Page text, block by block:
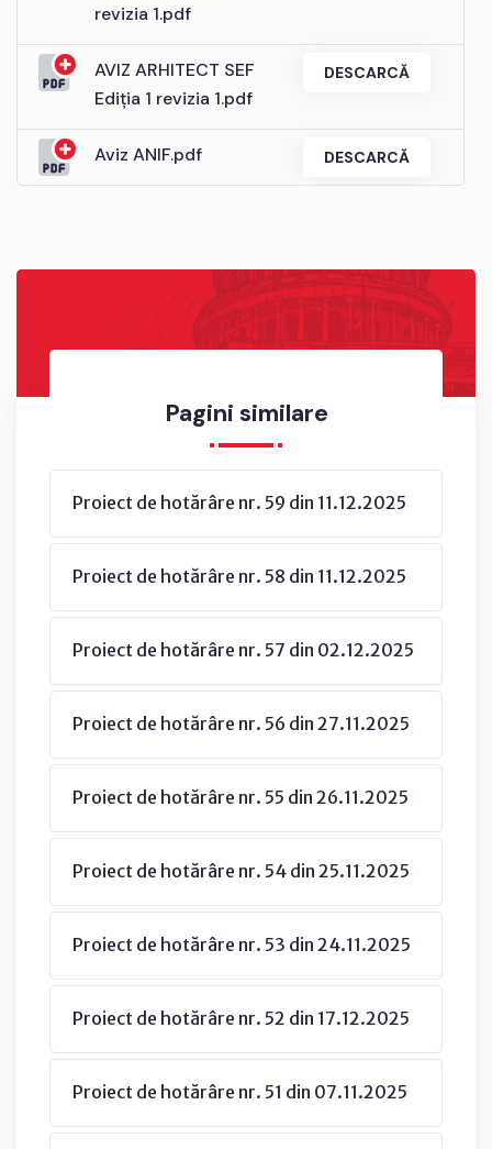
Pagini similare
Proiect de hotărâre nr. 59 din 11.12.2025
Proiect de hotărâre nr. 58 din 11.12.2025
Proiect de hotărâre nr. 57 din 02.12.2025
Proiect de hotărâre nr. 56 din 27.11.2025
Proiect de hotărâre nr. 55 din 26.11.2025
Proiect de hotărâre nr. 54 din 25.11.2025
Proiect de hotărâre nr. 53 din 24.11.2025
Proiect de hotărâre nr. 52 din 17.12.2025
Proiect de hotărâre nr. 51 din 07.11.2025
revizia 1.pdf
AVIZ ARHITECT SEF
Ediția 1 revizia 1.pdf
DESCARCĂ
Aviz ANIF.pdf DESCARCĂ